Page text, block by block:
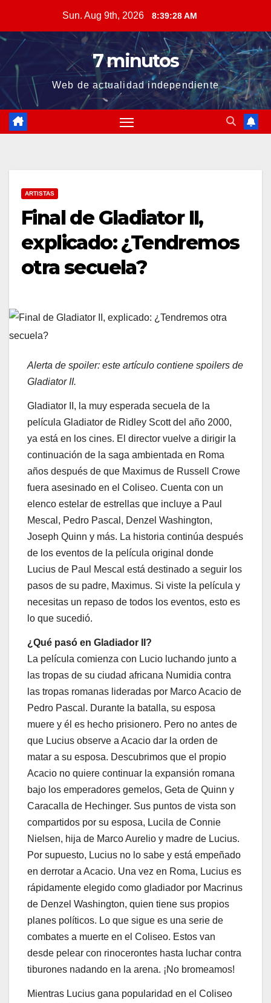
content
Sun. Aug 9th, 2026 8:39:29 AM
7 minutos
Web de actualidad independiente
ARTISTAS
Final de Gladiator II,
explicado: ¿Tendremos
otra secuela?
Alerta de spoiler: este artículo contiene spoilers de
Gladiator II.
Gladiator II, la muy esperada secuela de la
película Gladiator de Ridley Scott del año 2000,
ya está en los cines. El director vuelve a dirigir la
continuación de la saga ambientada en Roma
años después de que Maximus de Russell Crowe
fuera asesinado en el Coliseo. Cuenta con un
elenco estelar de estrellas que incluye a Paul
Mescal, Pedro Pascal, Denzel Washington,
Joseph Quinn y más. La historia continúa después
de los eventos de la película original donde
Lucius de Paul Mescal está destinado a seguir los
pasos de su padre, Maximus. Si viste la película y
necesitas un repaso de todos los eventos, esto es
lo que sucedió.
¿Qué pasó en Gladiador II?
La película comienza con Lucio luchando junto a
las tropas de su ciudad africana Numidia contra
las tropas romanas lideradas por Marco Acacio de
Pedro Pascal. Durante la batalla, su esposa
muere y él es hecho prisionero. Pero no antes de
que Lucius observe a Acacio dar la orden de
matar a su esposa. Descubrimos que el propio
Acacio no quiere continuar la expansión romana
bajo los emperadores gemelos, Geta de Quinn y
Caracalla de Hechinger. Sus puntos de vista son
compartidos por su esposa, Lucila de Connie
Nielsen, hija de Marco Aurelio y madre de Lucius.
Por supuesto, Lucius no lo sabe y está empeñado
en derrotar a Acacio. Una vez en Roma, Lucius es
rápidamente elegido como gladiador por Macrinus
de Denzel Washington, quien tiene sus propios
planes políticos. Lo que sigue es una serie de
combates a muerte en el Coliseo. Estos van
desde pelear con rinocerontes hasta luchar contra
tiburones nadando en la arena. ¡No bromeamos!
Mientras Lucius gana popularidad en el Coliseo